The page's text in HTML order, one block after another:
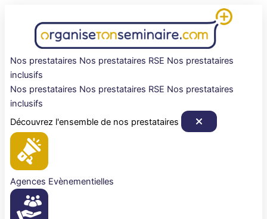
Nos prestataires Nos prestataires RSE Nos prestataires
inclusifs
Nos prestataires Nos prestataires RSE Nos prestataires
inclusifs
Découvrez l'ensemble de nos prestataires
Agences Evènementielles